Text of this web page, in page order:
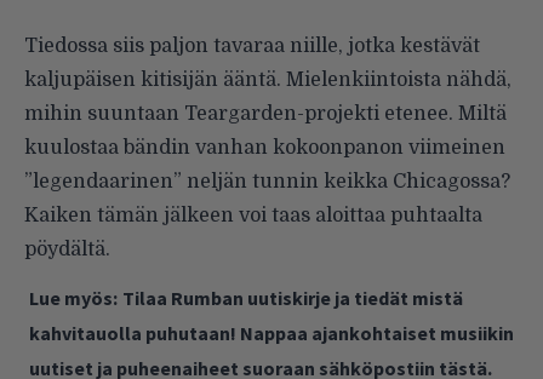
Tiedossa siis paljon tavaraa niille, jotka kestävät
kaljupäisen kitisijän ääntä. Mielenkiintoista nähdä,
mihin suuntaan Teargarden-projekti etenee. Miltä
kuulostaa bändin vanhan kokoonpanon viimeinen
”legendaarinen” neljän tunnin keikka Chicagossa?
Kaiken tämän jälkeen voi taas aloittaa puhtaalta
pöydältä.
Lue myös: Tilaa Rumban uutiskirje ja tiedät mistä
kahvitauolla puhutaan! Nappaa ajankohtaiset musiikin
uutiset ja puheenaiheet suoraan sähköpostiin tästä.